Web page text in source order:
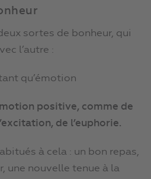
sortes de bonheur, qui
l’autre :
qu’émotion
positive, comme de
de l’euphorie.
à cela : un bon repas,
une nouvelle tenue à la